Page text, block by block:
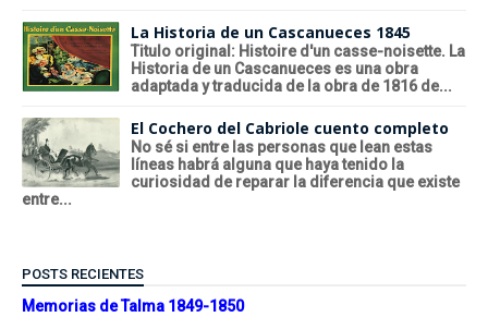
La Historia de un Cascanueces 1845
Titulo original: Histoire d'un casse-noisette. La
Historia de un Cascanueces es una obra
adaptada y traducida de la obra de 1816 de...
El Cochero del Cabriole cuento completo
No sé si entre las personas que lean estas
líneas habrá alguna que haya tenido la
curiosidad de reparar la diferencia que existe
entre...
POSTS RECIENTES
Memorias de Talma 1849-1850